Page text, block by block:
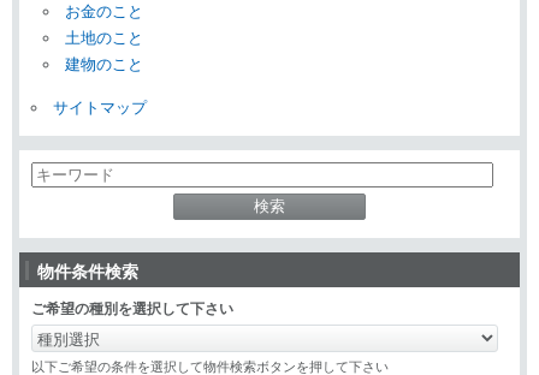
お金のこと
土地のこと
建物のこと
サイトマップ
物件条件検索
ご希望の種別を選択して下さい
以下ご希望の条件を選択して物件検索ボタンを押して下さい